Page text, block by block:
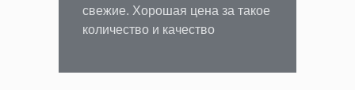
свежие. Хорошая цена за такое
количество и качество
Telegram канал